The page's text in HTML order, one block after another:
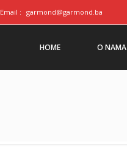
Email : garmond@garmond.ba
HOME O NAMA